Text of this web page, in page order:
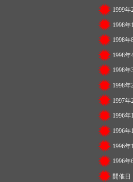
1999年
1998年
1998年
1998年
1998年
1998年
1997年
1996年
1996年
1996年
1996年
開催日